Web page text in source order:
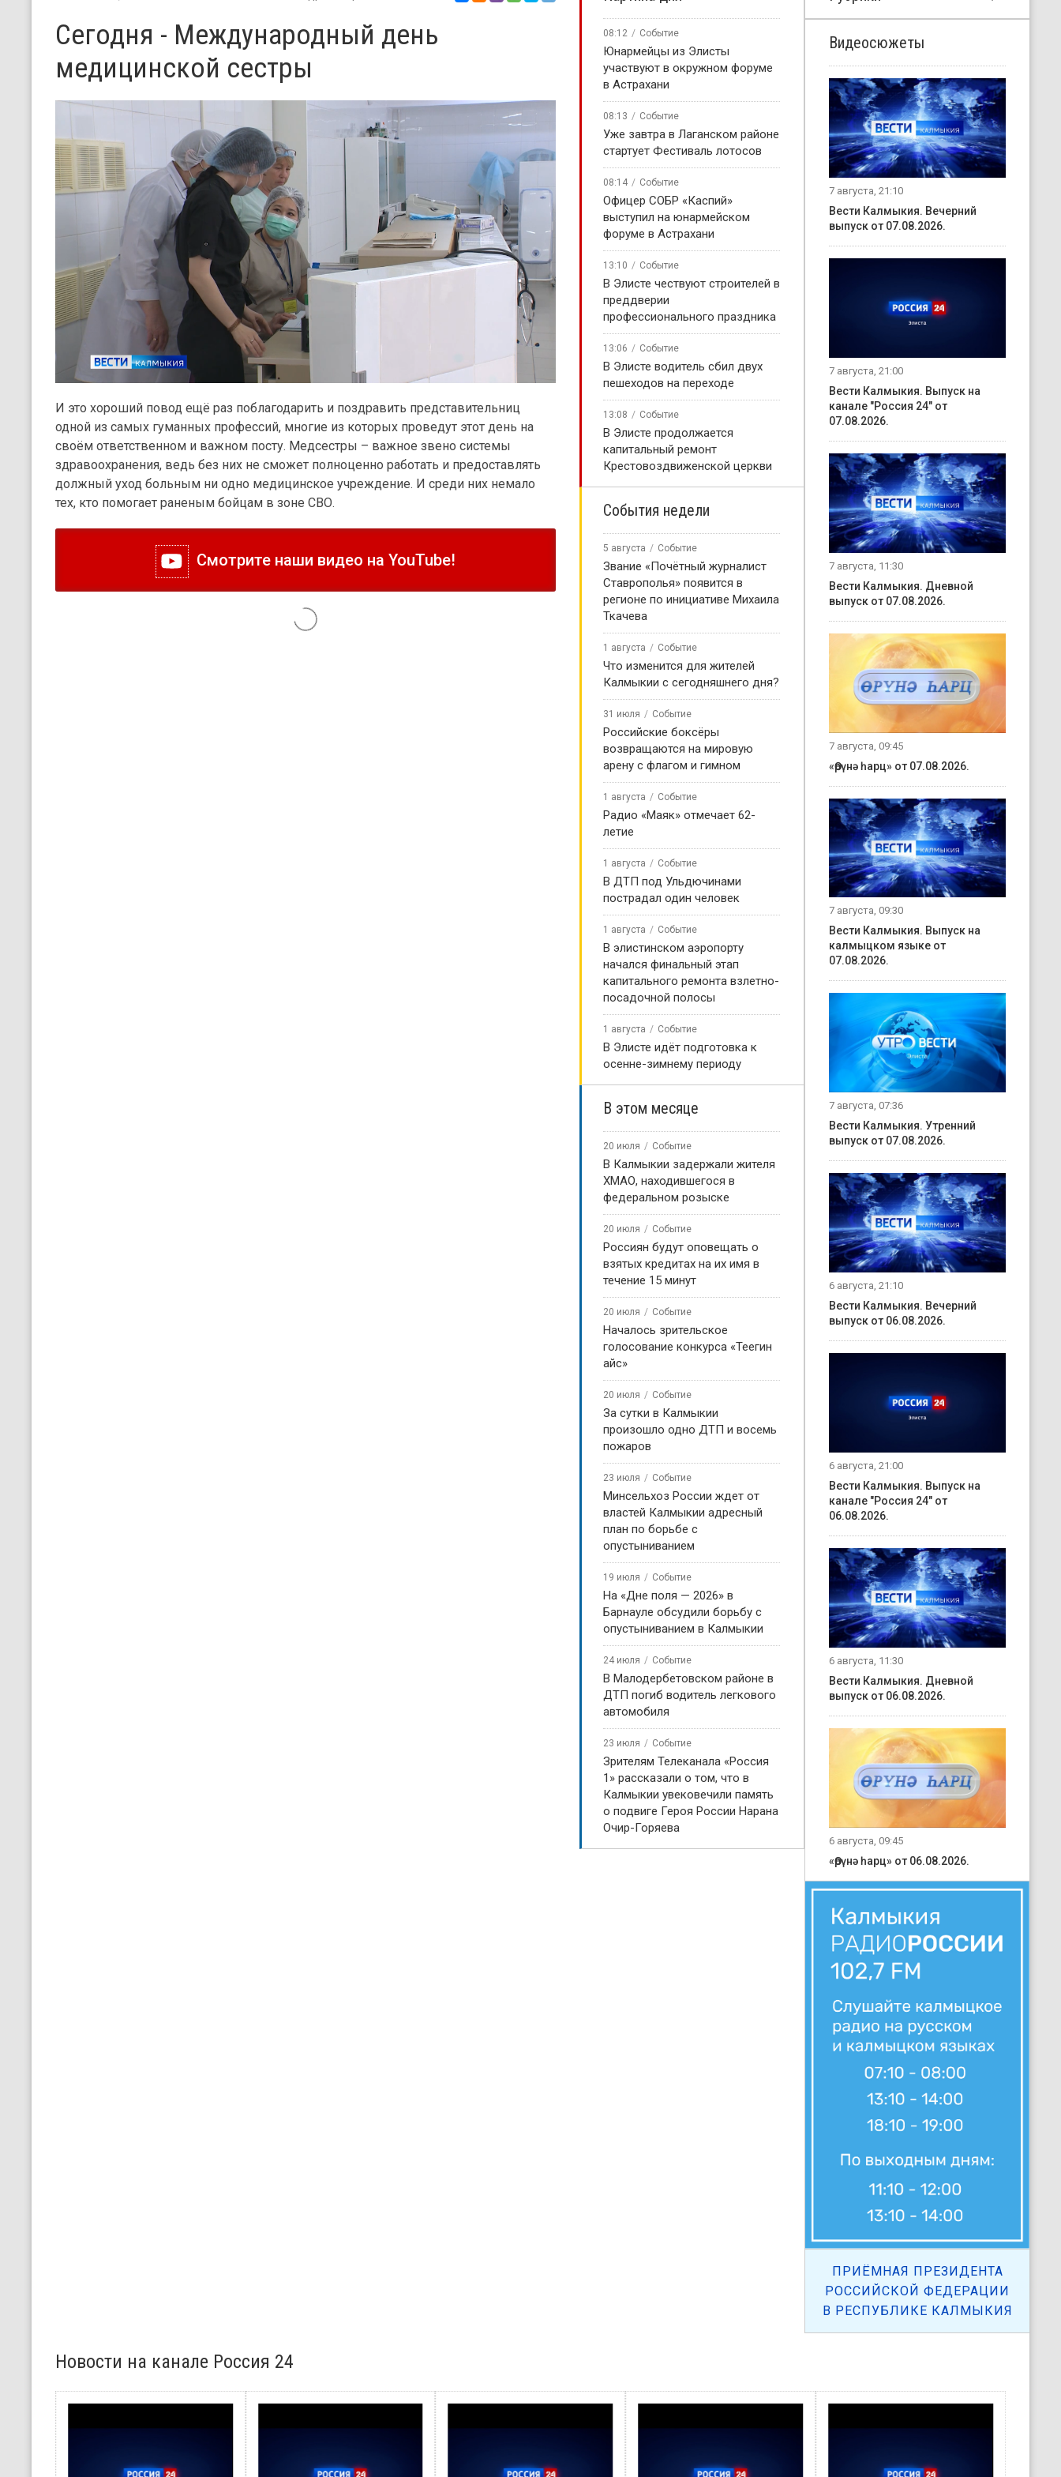
Сегодня - Международный день
медицинской сестры
И это хороший повод ещё раз поблагодарить и поздравить представительниц
одной из самых гуманных профессий, многие из которых проведут этот день на
своём ответственном и важном посту. Медсестры – важное звено системы
здравоохранения, ведь без них не сможет полноценно работать и предоставлять
должный уход больным ни одно медицинское учреждение. И среди них немало
тех, кто помогает раненым бойцам в зоне СВО.
Смотрите наши видео на YouTube!
08:12 Событие
Юнармейцы из Элисты
участвуют в окружном форуме
в Астрахани
08:13 Событие
Уже завтра в Лаганском районе
стартует Фестиваль лотосов
08:14 Событие
Офицер СОБР «Каспий»
выступил на юнармейском
форуме в Астрахани
13:10 Событие
В Элисте чествуют строителей в
преддверии
профессионального праздника
13:06 Событие
В Элисте водитель сбил двух
пешеходов на переходе
13:08 Событие
В Элисте продолжается
капитальный ремонт
Крестовоздвиженской церкви
События недели
5 августа Событие
Звание «Почётный журналист
Ставрополья» появится в
регионе по инициативе Михаила
Ткачева
1 августа Событие
Что изменится для жителей
Калмыкии с сегодняшнего дня?
31 июля Событие
Российские боксёры
возвращаются на мировую
арену с флагом и гимном
1 августа Событие
Радио «Маяк» отмечает 62-
летие
1 августа Событие
В ДТП под Ульдючинами
пострадал один человек
1 августа Событие
В элистинском аэропорту
начался финальный этап
капитального ремонта взлетно-
посадочной полосы
1 августа Событие
В Элисте идёт подготовка к
осенне-зимнему периоду
В этом месяце
20 июля Событие
В Калмыкии задержали жителя
ХМАО, находившегося в
федеральном розыске
20 июля Событие
Россиян будут оповещать о
взятых кредитах на их имя в
течение 15 минут
20 июля Событие
Началось зрительское
голосование конкурса «Теегин
айс»
20 июля Событие
За сутки в Калмыкии
произошло одно ДТП и восемь
пожаров
23 июля Событие
Минсельхоз России ждет от
властей Калмыкии адресный
план по борьбе с
опустыниванием
19 июля Событие
На «Дне поля — 2026» в
Барнауле обсудили борьбу с
опустыниванием в Калмыкии
24 июля Событие
В Малодербетовском районе в
ДТП погиб водитель легкового
автомобиля
23 июля Событие
Зрителям Телеканала «Россия
1» рассказали о том, что в
Калмыкии увековечили память
о подвиге Героя России Нарана
Очир-Горяева
Видеосюжеты
7 августа, 21:10
Вести Калмыкия. Вечерний
выпуск от 07.08.2026.
7 августа, 21:00
Вести Калмыкия. Выпуск на
канале "Россия 24" от
07.08.2026.
7 августа, 11:30
Вести Калмыкия. Дневной
выпуск от 07.08.2026.
7 августа, 09:45
«Өрүнә һарц» от 07.08.2026.
7 августа, 09:30
Вести Калмыкия. Выпуск на
калмыцком языке от
07.08.2026.
7 августа, 07:36
Вести Калмыкия. Утренний
выпуск от 07.08.2026.
6 августа, 21:10
Вести Калмыкия. Вечерний
выпуск от 06.08.2026.
6 августа, 21:00
Вести Калмыкия. Выпуск на
канале "Россия 24" от
06.08.2026.
6 августа, 11:30
Вести Калмыкия. Дневной
выпуск от 06.08.2026.
6 августа, 09:45
«Өрүнә һарц» от 06.08.2026.
ПРИЁМНАЯ ПРЕЗИДЕНТА
РОССИЙСКОЙ ФЕДЕРАЦИИ
В РЕСПУБЛИКЕ КАЛМЫКИЯ
Новости на канале Россия 24